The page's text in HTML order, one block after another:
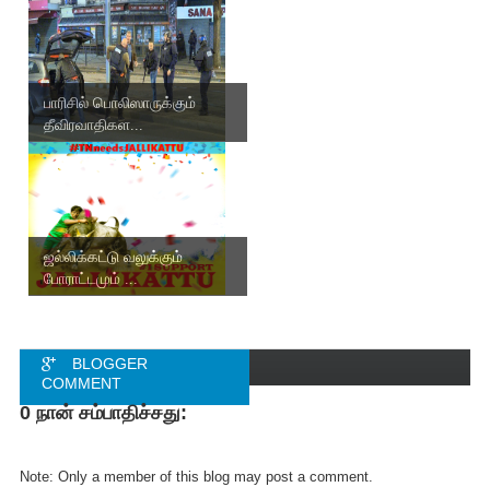
பாரிசில் பொலிஸாருக்கும்
தீவிரவாதிகள...
ஜல்லிக்கட்டு வலுக்கும்
போராட்டமும் ...
BLOGGER
COMMENT
FACEBOOK
0 நான் சம்பாதிச்சது:
Note: Only a member of this blog may post a comment.